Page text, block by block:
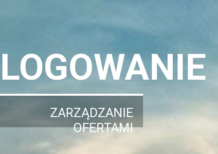
LOGOWANIE
ZARZĄDZANIE
OFERTAMI